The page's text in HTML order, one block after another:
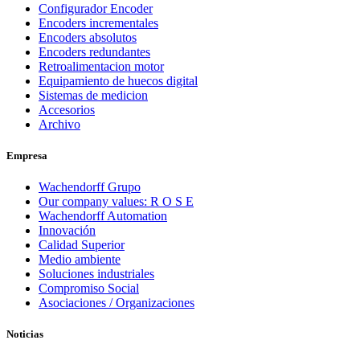
Configurador Encoder
Encoders incrementales
Encoders absolutos
Encoders redundantes
Retroalimentacion motor
Equipamiento de huecos digital
Sistemas de medicion
Accesorios
Archivo
Empresa
Wachendorff Grupo
Our company values: R O S E
Wachendorff Automation
Innovación
Calidad Superior
Medio ambiente
Soluciones industriales
Compromiso Social
Asociaciones / Organizaciones
Noticias